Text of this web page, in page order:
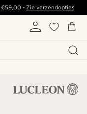
€59,00- Zie verzendopties